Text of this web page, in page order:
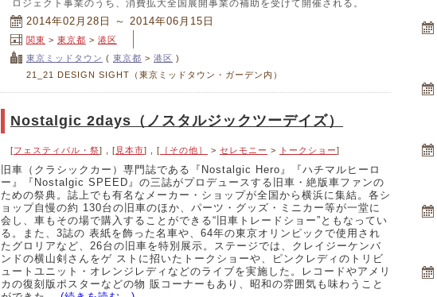
ロジェクト事業のうち、消費拡大全国展開事業の補助を受けて開催される。
2014年02月28日 ～ 2014年06月15日
関東 > 東京都 > 港区
東京ミッドタウン ( 東京都 > 港区 )
21_21 DESIGN SIGHT（東京ミッドタウン・ガーデン内）
Nostalgic 2days（ノスタルジックツーデイズ）
[フェスティバル・祭] , [ 見本市] , [ ［その他］ > セレモニー > トークショー]
旧車（クラシックカー）専門誌である『Nostalgic Hero』『ハチマルヒーロ
ー』『Nostalgic SPEED』の三誌がプロデュースする旧車・絶版車ファンの
ための祭典。誌上でも有名なメーカー・ショップが全国から横浜に集結。各シ
ョップ自慢の約 130台の旧車のほか、パーツ・グッズ・ミニカー等が一堂に
会し、車もその場で購入することができる“旧車トレードショー”ともなってい
る。また、3誌の 表紙を飾った名車や、64年の東京オリンピックで使用され
たグロリアなど、26台の旧車を特別展示。ステージでは、クレイジーケンバ
ンドの横山剣さんをゲ ストに招いたトークショーや、ピンクレディのトリビ
ュートユニット・オレンジレディなどのライブを実施した。レコードやアメリ
カの復刻版ポスターなどの物 販コーナーもあり、昭和の雰囲気も味わうこと